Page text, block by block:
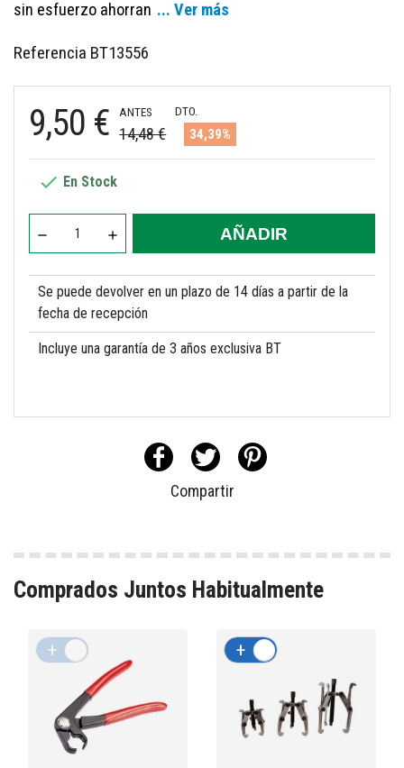
sin esfuerzo ahorran ... Ver más
Referencia BT13556
9,50 € ANTES
14,48 €
DTO.
34,39%
 En Stock
AÑADIR
Se puede devolver en un plazo de 14 días a partir de la
fecha de recepción
Incluye una garantía de 3 años exclusiva BT
Compartir
Comprados Juntos Habitualmente
+ +